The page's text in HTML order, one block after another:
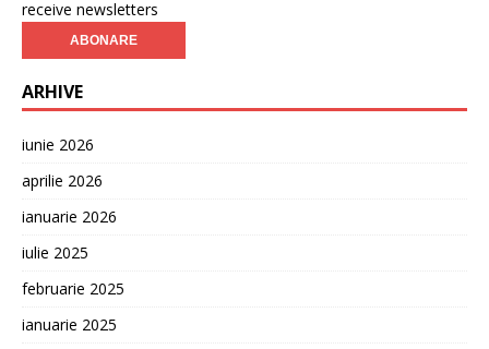
receive newsletters
ARHIVE
iunie 2026
aprilie 2026
ianuarie 2026
iulie 2025
februarie 2025
ianuarie 2025